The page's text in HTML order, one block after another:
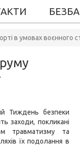
в умовах воєнного
Тиждень безпеки
заходи, покликані
травматизму та
їх подолання в